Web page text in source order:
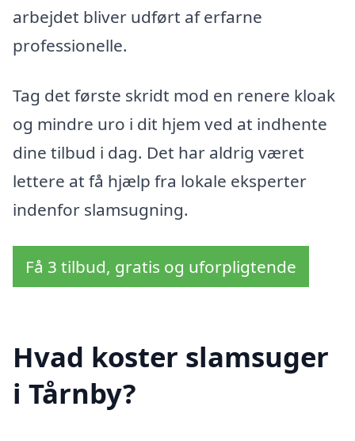
arbejdet bliver udført af erfarne
professionelle.
Tag det første skridt mod en renere kloak
og mindre uro i dit hjem ved at indhente
dine tilbud i dag. Det har aldrig været
lettere at få hjælp fra lokale eksperter
indenfor slamsugning.
Få 3 tilbud, gratis og uforpligtende
Hvad koster slamsuger
i Tårnby?